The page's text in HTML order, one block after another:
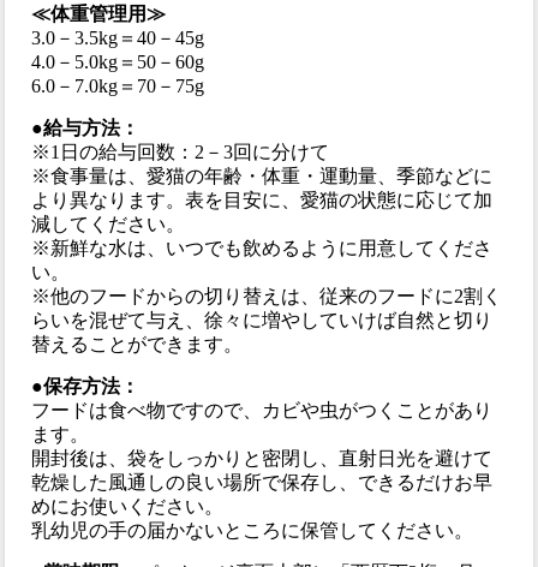
≪体重管理用≫
3.0－3.5kg＝40－45g
4.0－5.0kg＝50－60g
6.0－7.0kg＝70－75g
●給与方法：
※1日の給与回数：2－3回に分けて
※食事量は、愛猫の年齢・体重・運動量、季節などに
より異なります。表を目安に、愛猫の状態に応じて加
減してください。
※新鮮な水は、いつでも飲めるように用意してくださ
い。
※他のフードからの切り替えは、従来のフードに2割く
らいを混ぜて与え、徐々に増やしていけば自然と切り
替えることができます。
●保存方法：
フードは食べ物ですので、カビや虫がつくことがあり
ます。
開封後は、袋をしっかりと密閉し、直射日光を避けて
乾燥した風通しの良い場所で保存し、できるだけお早
めにお使いください。
乳幼児の手の届かないところに保管してください。